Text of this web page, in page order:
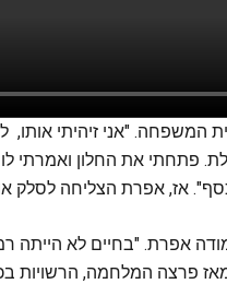
המשפחה. "אני זיהיתי אותו,
פתחתי את החלון ואמרתי
אז, אפרת הצליחה לסלק
מודה אפרת. "בחיים לא
המלחמה, הרשויות